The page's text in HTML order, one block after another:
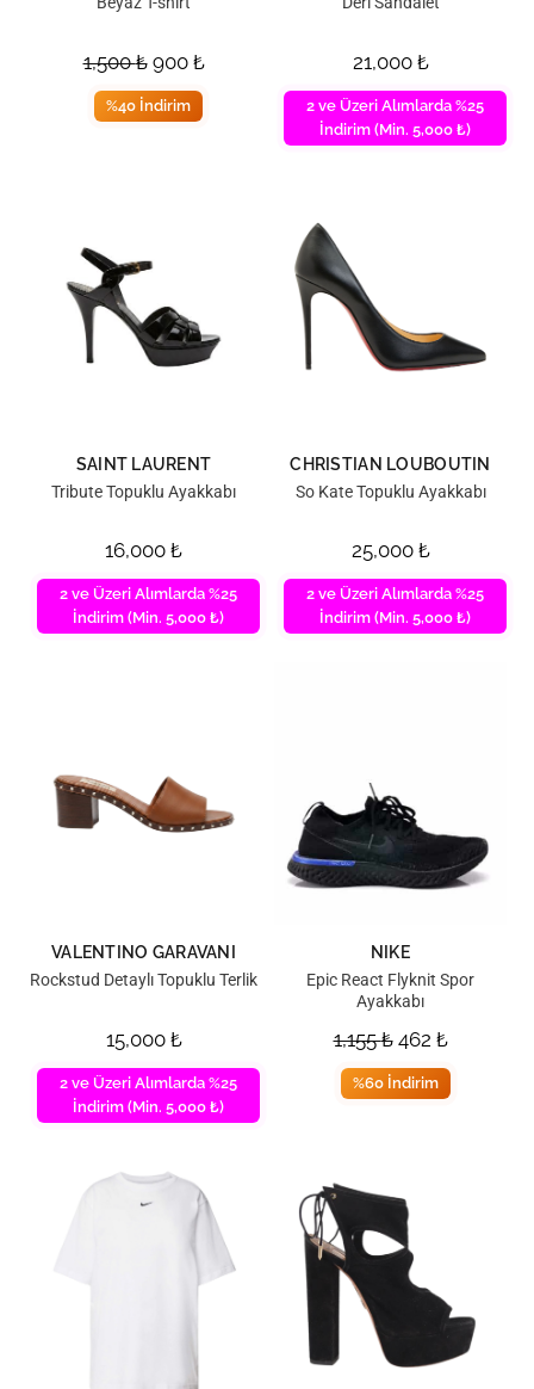
1,500₺ 900 ₺
%40 İndirim
21,000 ₺
2 ve Üzeri Alımlarda %25
İndirim (Min. 5,000 ₺)
SAINT LAURENT
Tribute Topuklu Ayakkabı
16,000 ₺
2 ve Üzeri Alımlarda %25
İndirim (Min. 5,000 ₺)
CHRISTIAN LOUBOUTIN
So Kate Topuklu Ayakkabı
25,000 ₺
2 ve Üzeri Alımlarda %25
İndirim (Min. 5,000 ₺)
VALENTINO GARAVANI
Rockstud Detaylı Topuklu Terlik
15,000 ₺
2 ve Üzeri Alımlarda %25
İndirim (Min. 5,000 ₺)
NIKE
Epic React Flyknit Spor
Ayakkabı
1,155₺ 462 ₺
%60 İndirim